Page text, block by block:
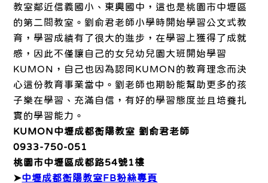
教室鄰近信義國小、東興國中，這也是桃園市中壢區
的第二間教室。劉俞君老師小學時開始學習公文式教
育，學習成績有了很大的進步，在學習上獲得了成就
感，因此不僅讓自己的女兒幼兒園大班開始學習
KUMON，自己也因為認同KUMON的教育理念而決
心這份教育事業當中。劉老師也期盼能幫助更多的孩
子樂在學習、充滿自信，有好的學習態度並且培養扎
實的學習能力。
KUMON中壢成都衡陽教室 劉俞君老師
0933-750-051
桃園市中壢區成都路54號1樓
➤中壢成都衡陽教室FB粉絲專頁